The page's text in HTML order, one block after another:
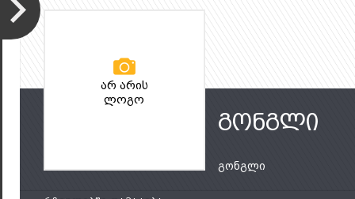
არ არის
ლოგო
გონგლი
გონგლი